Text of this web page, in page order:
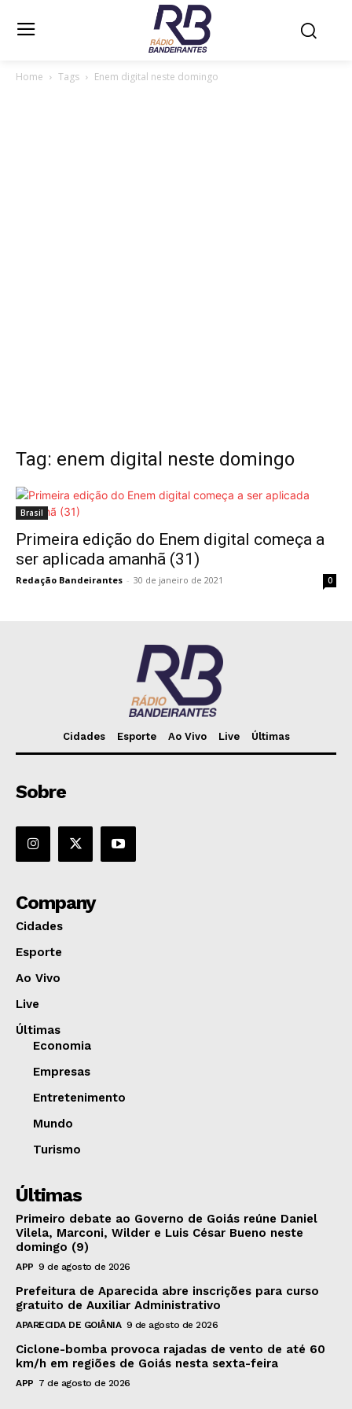
Home Tags Enem digital neste domingo
Tag: enem digital neste domingo
Brasil
Primeira edição do Enem digital começa a
ser aplicada amanhã (31)
Redação Bandeirantes - 30 de janeiro de 2021 0
Cidades Esporte Ao Vivo Live Últimas
Sobre
Company
Cidades
Esporte
Ao Vivo
Live
Últimas
Economia
Empresas
Entretenimento
Mundo
Turismo
Últimas
Primeiro debate ao Governo de Goiás reúne Daniel
Vilela, Marconi, Wilder e Luis César Bueno neste
domingo (9)
APP 9 de agosto de 2026
Prefeitura de Aparecida abre inscrições para curso
gratuito de Auxiliar Administrativo
APARECIDA DE GOIÂNIA 9 de agosto de 2026
Ciclone-bomba provoca rajadas de vento de até 60
km/h em regiões de Goiás nesta sexta-feira
APP 7 de agosto de 2026